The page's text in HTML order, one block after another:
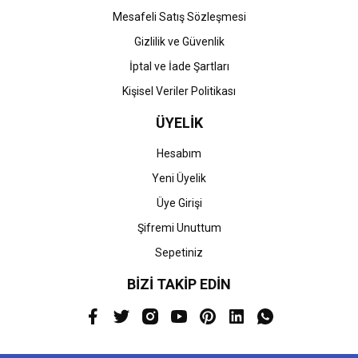
Mesafeli Satış Sözleşmesi
Gizlilik ve Güvenlik
İptal ve İade Şartları
Kişisel Veriler Politikası
ÜYELİK
Hesabım
Yeni Üyelik
Üye Girişi
Şifremi Unuttum
Sepetiniz
BİZİ TAKİP EDİN